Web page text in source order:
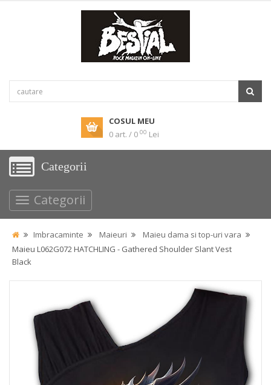
COSUL MEU
0 art. / 0 00 Lei
Categorii
Categorii
Imbracaminte Maieuri
Maieu dama si top-uri vara
Maieu L062G072 HATCHLING - Gathered Shoulder Slant Vest
Black